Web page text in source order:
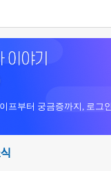
프부터 궁금증까지, 로그